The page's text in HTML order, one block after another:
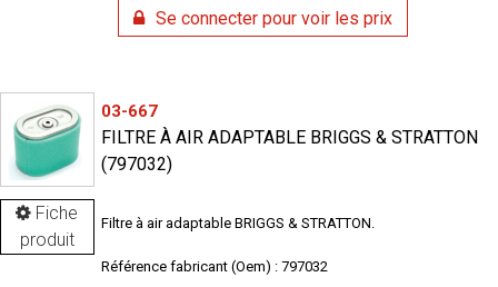
Se connecter pour voir les prix
Fiche
produit
03-667
FILTRE À AIR ADAPTABLE BRIGGS & STRATTON
(797032)
Filtre à air adaptable BRIGGS & STRATTON.
Référence fabricant (Oem) : 797032